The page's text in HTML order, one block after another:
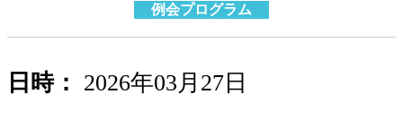
例会プログラム
日時： 2026年03月27日